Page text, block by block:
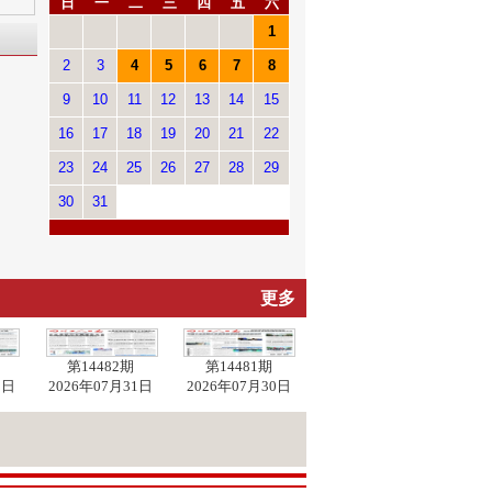
1
2 3 4 5 6 7 8
9 10 11 12 13 14 15
16 17 18 19 20 21 22
23 24 25 26 27 28 29
30 31
更多
第14482期
2026年07月31日
第14481期
2026年07月30日